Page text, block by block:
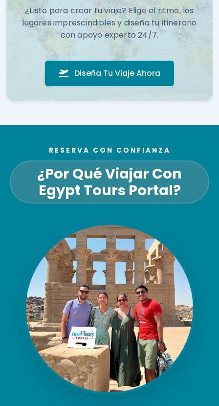
¿Listo para crear tu viaje? Elige el ritmo, los
lugares imprescindibles y diseña tu itinerario
con apoyo experto 24/7.
Diseña Tu Viaje Ahora
RESERVA CON CONFIANZA
¿Por Qué Viajar Con
Egypt Tours Portal?